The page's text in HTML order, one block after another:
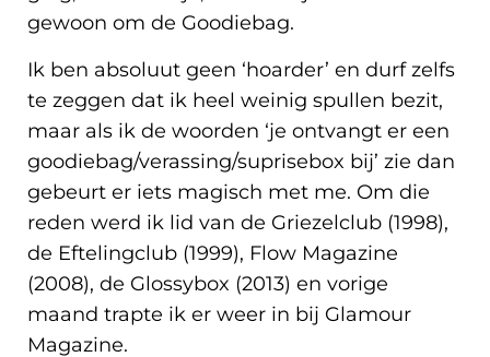
gewoon om de Goodiebag.
Ik ben absoluut geen ‘hoarder’ en durf zelfs
te zeggen dat ik heel weinig spullen bezit,
maar als ik de woorden ‘je ontvangt er een
goodiebag/verassing/suprisebox bij’ zie dan
gebeurt er iets magisch met me. Om die
reden werd ik lid van de Griezelclub (1998),
de Eftelingclub (1999), Flow Magazine
(2008), de Glossybox (2013) en vorige
maand trapte ik er weer in bij Glamour
Magazine.